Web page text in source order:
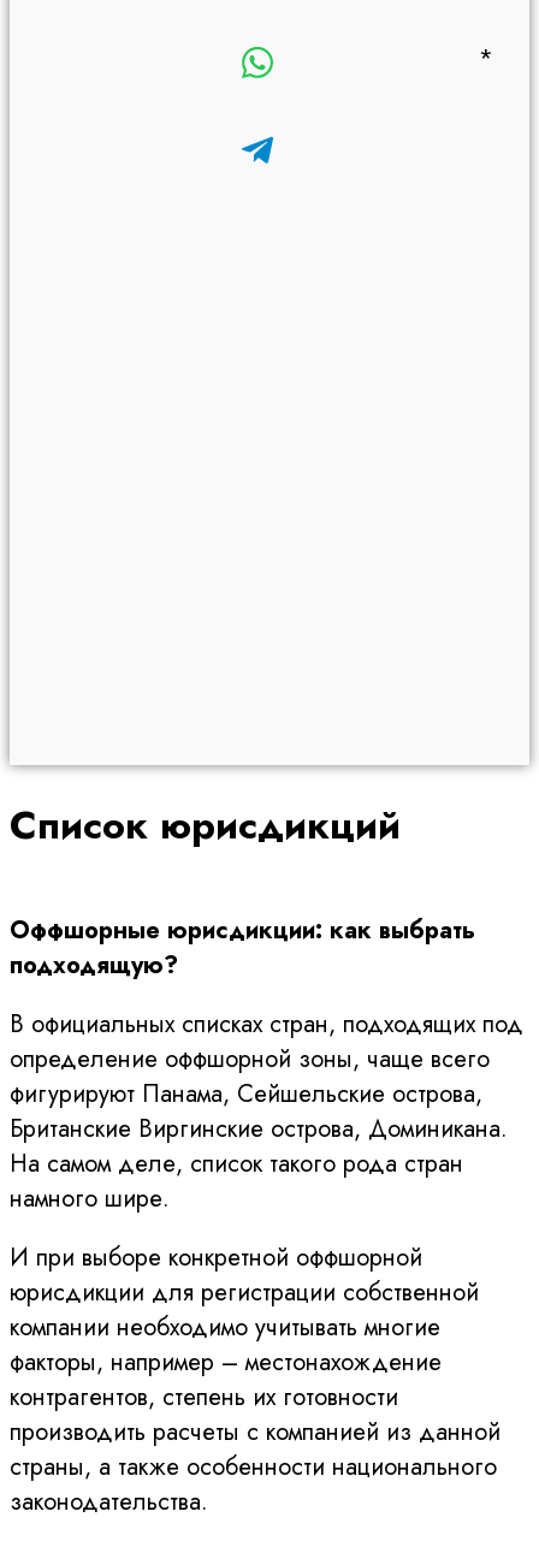
Список юрисдикций
Оффшорные юрисдикции: как выбрать
подходящую?
В официальных списках стран, подходящих под
определение оффшорной зоны, чаще всего
фигурируют Панама, Сейшельские острова,
Британские Виргинские острова, Доминикана.
На самом деле, список такого рода стран
намного шире.
И при выборе конкретной оффшорной
юрисдикции для регистрации собственной
компании необходимо учитывать многие
факторы, например – местонахождение
контрагентов, степень их готовности
производить расчеты с компанией из данной
страны, а также особенности национального
законодательства.